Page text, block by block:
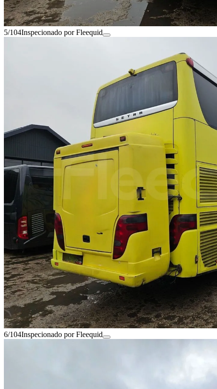
5/104Inspecionado por Fleequid
6/104Inspecionado por Fleequid